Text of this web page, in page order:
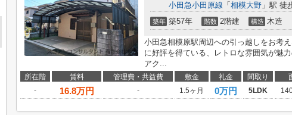
小田急小田原線 「 相模大野 」駅 徒
築年 築57年 階数 2階建 構造 木造
小田急相模原駅周辺への引っ越しをお考
に好評を得ている、レトロな雰囲気が魅
アク...
所在階 賃料 管理費・共益費 敷金 礼金 間取り
-
16.8万円 - 1.5ヶ月 0万円 5LDK